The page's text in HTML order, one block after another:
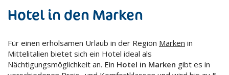
Hotel in den Marken
Für einen erholsamen Urlaub in der Region Marken in
Mittelitalien bietet sich ein Hotel ideal als
Nächtigungsmöglichkeit an. Ein Hotel in Marken gibt es in